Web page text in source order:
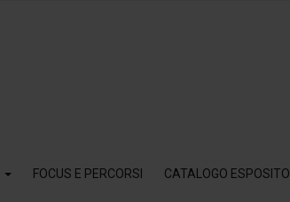
FOCUS E PERCORSI CATALOGO